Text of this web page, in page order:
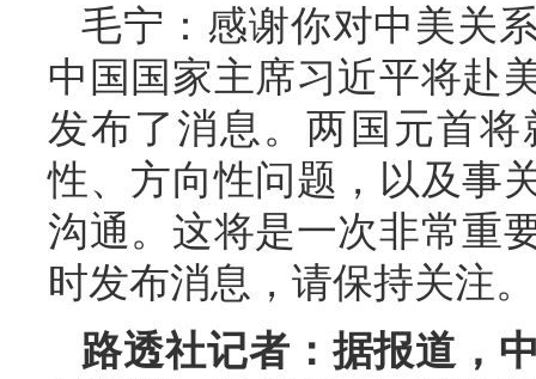
毛宁：感谢你对中美关
中国国家主席习近平将赴
发布了消息。两国元首
性、方向性问题，以及事
沟通。这将是一次非常重
时发布消息，请保持关注。
路透社记者：据报道，